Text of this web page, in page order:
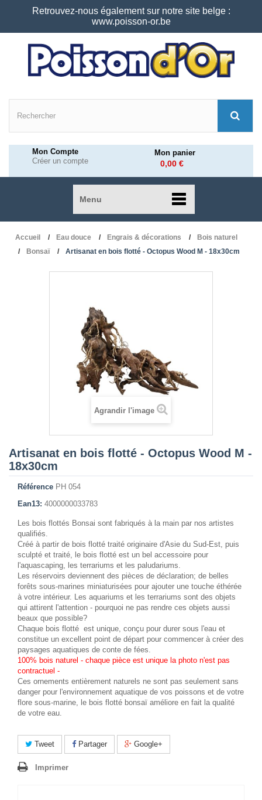
Retrouvez-nous également sur notre site belge :
www.poisson-or.be
Mon Compte
Créer un compte
Mon panier
0,00 €
Menu
Accueil Eau douce Engrais & décorations
Bois naturel
Bonsaï
Artisanat en bois flotté - Octopus Wood M - 18x30cm
Agrandir l'image
Artisanat en bois flotté - Octopus Wood M -
18x30cm
Référence PH 054
Ean13: 4000000033783
Les bois flottés Bonsai sont fabriqués à la main par nos artistes
qualifiés.
Créé à partir de bois flotté traité originaire d'Asie du Sud-Est, puis
sculpté et traité, le bois flotté est un bel accessoire pour
l'aquascaping, les terrariums et les paludariums.
Les réservoirs deviennent des pièces de déclaration; de belles
forêts sous-marines miniaturisées pour ajouter une touche éthérée
à votre intérieur. Les aquariums et les terrariums sont des objets
qui attirent l'attention - pourquoi ne pas rendre ces objets aussi
beaux que possible?
Chaque bois flotté est unique, conçu pour durer sous l'eau et
constitue un excellent point de départ pour commencer à créer des
paysages aquatiques de conte de fées.
100% bois naturel - chaque pièce est unique la photo n'est pas
contractuel -
Ces ornements entièrement naturels ne sont pas seulement sans
danger pour l'environnement aquatique de vos poissons et de votre
flore sous-marine, le bois flotté bonsaï améliore en fait la qualité
de votre eau.
Tweet Partager Google+
Imprimer